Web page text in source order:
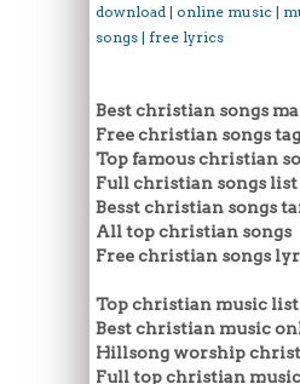
download | online music |
songs | free lyrics
Best christian songs
Free christian songs
Top famous christian
Full christian songs list
Besst christian songs
All top christian songs
Free christian songs
Top christian music list
Best christian music
Hillsong worship
Full top christian music